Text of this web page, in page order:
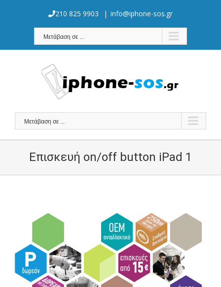
210 825 9903 | info@iphone-sos.gr
Μετάβαση σε ...
Μετάβαση σε ...
Επισκευή on/off button iPad 1